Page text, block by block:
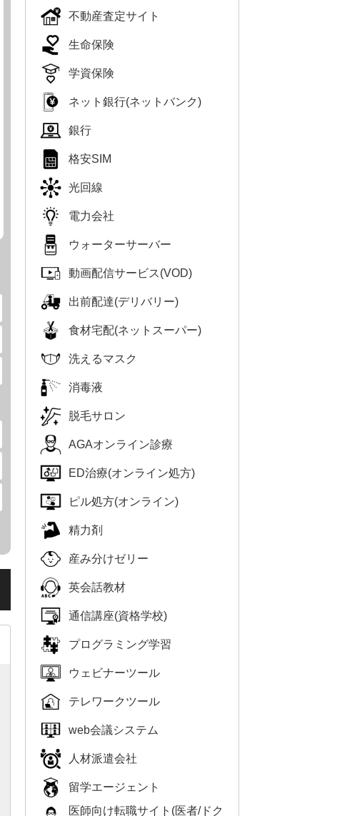
不動産査定サイト
生命保険
学資保険
ネット銀行(ネットバンク)
銀行
格安SIM
光回線
電力会社
ウォーターサーバー
動画配信サービス(VOD)
出前配達(デリバリー)
食材宅配(ネットスーパー)
洗えるマスク
消毒液
脱毛サロン
AGAオンライン診療
ED治療(オンライン処方)
ピル処方(オンライン)
精力剤
産み分けゼリー
英会話教材
通信講座(資格学校)
プログラミング学習
ウェビナーツール
テレワークツール
web会議システム
人材派遣会社
留学エージェント
医師向け転職サイト(医者/ドク